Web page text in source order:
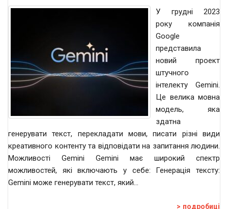
У грудні 2023
року компанія
Google
представила
новий проект
штучного
інтелекту Gemini.
Це велика мовна
модель, яка
здатна
генерувати текст, перекладати мови, писати різні види
креативного контенту та відповідати на запитання людини.
Можливості Gemini Gemini має широкий спектр
можливостей, які включають у себе: Генерація тексту:
Gemini може генерувати текст, який…
подробиці